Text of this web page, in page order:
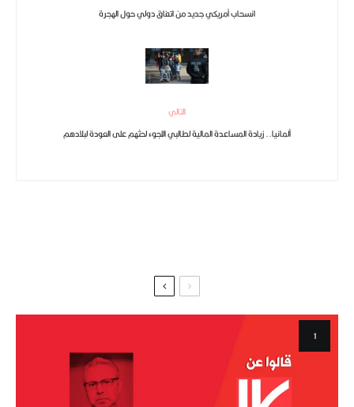
انسحاب أمريكي جديد من اتفاق دولي حول الهجرة
التالي
ألمانيا.. زيادة المساعدة المالية لطالبي اللجوء لحثهم على العودة لبلادهم